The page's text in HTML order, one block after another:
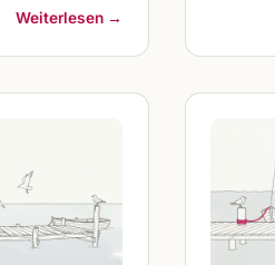
Weiterlesen →